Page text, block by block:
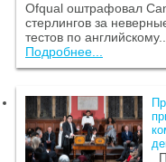
Ofqual оштрафовал
стерлингов за
тестов по
Подробнее...